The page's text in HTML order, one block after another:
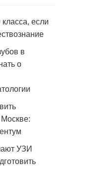
класса, если
в
о
Москве:
УЗИ